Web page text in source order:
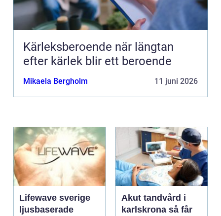
Kärleksberoende när längtan
efter kärlek blir ett beroende
Mikaela Bergholm 11 juni 2026
Lifewave sverige
ljusbaserade
Akut tandvård i
karlskrona så får